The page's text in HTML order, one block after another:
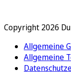
Copyright 2026
Allgemeine
Allgemeine